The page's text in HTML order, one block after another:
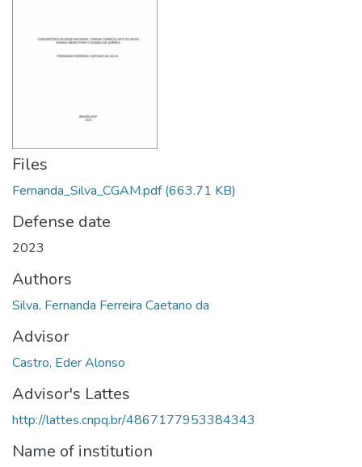
Files
Fernanda_Silva_CGAM.pdf(663.71 KB)
Defense date
2023
Authors
Silva, Fernanda Ferreira Caetano da
Advisor
Castro, Eder Alonso
Advisor's Lattes
http://lattes.cnpq.br/4867177953384343
Name of institution